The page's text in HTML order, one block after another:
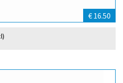
€ 16.50